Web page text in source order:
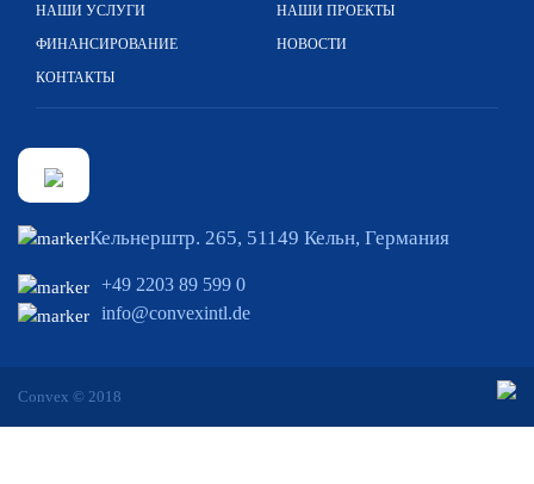
НАШИ УСЛУГИ
ФИНАНСИРОВАНИЕ
КОНТАКТЫ
НАШИ ПРОЕКТЫ
НОВОСТИ
Кельнерштр. 265, 51149 Кельн, Германия
+49 2203 89 599 0
info@convexintl.de
Convex © 2018